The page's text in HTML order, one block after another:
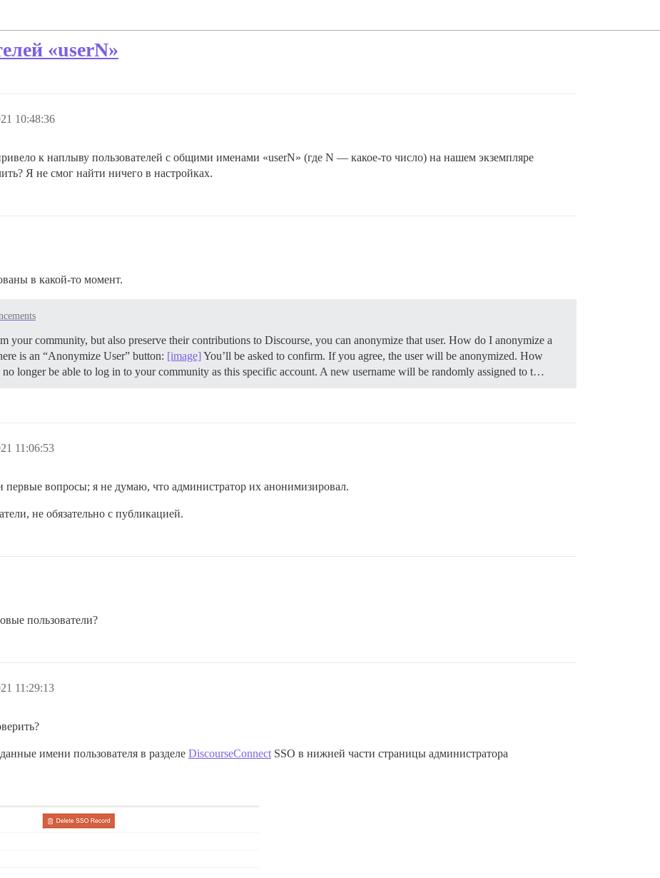
«userN»
10:48:36
к наплыву пользователей с общими именами «userN» (где N — какое-то число) на нашем экземпляре
Я не смог найти ничего в настройках.
в какой-то момент.
your community, but also preserve their contributions to Discourse, you can anonymize that user. How do I anonymize a
is an “Anonymize User” button: [image] You’ll be asked to confirm. If you agree, the user will be anonymized. How
longer be able to log in to your community as this specific account. A new username will be randomly assigned to t…
11:06:53
первые вопросы; я не думаю, что администратор их анонимизировал.
не обязательно с публикацией.
пользователи?
11:29:13
имени пользователя в разделе DiscourseConnect SSO в нижней части страницы администратора